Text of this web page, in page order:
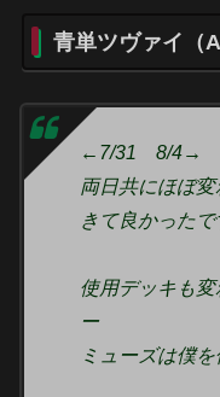
青単ツヴァイ（
←7/31 8/4→
両日共にほぼ
きて良かったで
使用デッキも
ー
ミューズは僕